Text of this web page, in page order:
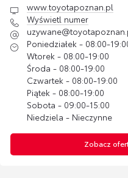
Karolina Pająk
Doradca ds.
Wyświetl numer
www.toyotapoznan.pl
Wyświetl numer
Poniedziałek - 08:00-
Wtorek - 08:00-19:00
Środa - 08:00-19:00
Czwartek - 08:00-19:00
Piątek - 08:00-19:00
Sobota - 09:00-15:00
Niedziela - Nieczynne
Zobacz